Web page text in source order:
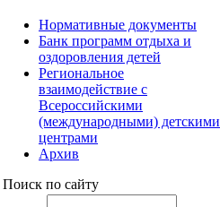
Нормативные документы
Банк программ отдыха и
оздоровления детей
Региональное
взаимодействие с
Всероссийскими
(международными) детскими
центрами
Архив
Поиск по сайту